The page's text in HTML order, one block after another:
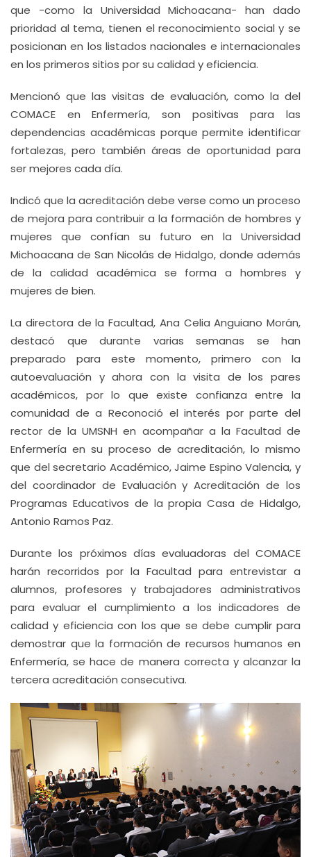
que -como la Universidad Michoacana- han dado
prioridad al tema, tienen el reconocimiento social y se
posicionan en los listados nacionales e internacionales
en los primeros sitios por su calidad y eficiencia.
Mencionó que las visitas de evaluación, como la del
COMACE en Enfermería, son positivas para las
dependencias académicas porque permite identificar
fortalezas, pero también áreas de oportunidad para
ser mejores cada día.
Indicó que la acreditación debe verse como un proceso
de mejora para contribuir a la formación de hombres y
mujeres que confían su futuro en la Universidad
Michoacana de San Nicolás de Hidalgo, donde además
de la calidad académica se forma a hombres y
mujeres de bien.
La directora de la Facultad, Ana Celia Anguiano Morán,
destacó que durante varias semanas se han
preparado para este momento, primero con la
autoevaluación y ahora con la visita de los pares
académicos, por lo que existe confianza entre la
comunidad de a Reconoció el interés por parte del
rector de la UMSNH en acompañar a la Facultad de
Enfermería en su proceso de acreditación, lo mismo
que del secretario Académico, Jaime Espino Valencia, y
del coordinador de Evaluación y Acreditación de los
Programas Educativos de la propia Casa de Hidalgo,
Antonio Ramos Paz.
Durante los próximos días evaluadoras del COMACE
harán recorridos por la Facultad para entrevistar a
alumnos, profesores y trabajadores administrativos
para evaluar el cumplimiento a los indicadores de
calidad y eficiencia con los que se debe cumplir para
demostrar que la formación de recursos humanos en
Enfermería, se hace de manera correcta y alcanzar la
tercera acreditación consecutiva.